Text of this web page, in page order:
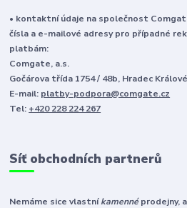
• kontaktní údaje na společnost
čísla a e-mailové adresy pro případné
platbám:
Comgate, a.s.
Gočárova třída 1754 / 48b, Hradec Králové
E-mail: platby-podpora@comgate.cz
Tel: +420 228 224 267
Síť obchodních partnerů
Nemáme sice vlastníkamennéprodejny,